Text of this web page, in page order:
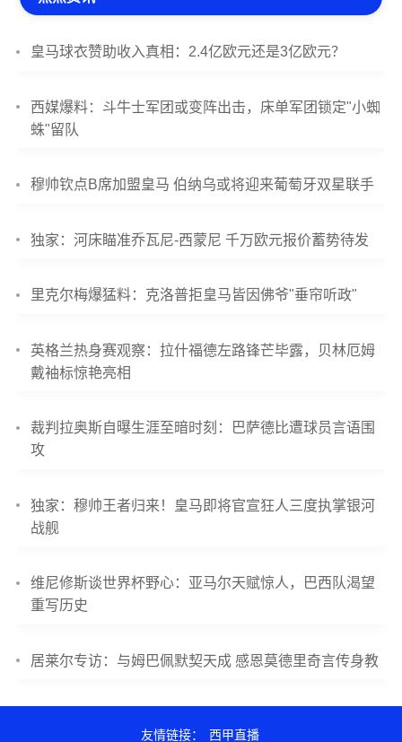
皇马球衣赞助收入真相：2.4亿欧元还是3亿欧元？
西媒爆料：斗牛士军团或变阵出击，床单军团锁定"小蜘
蛛"留队
穆帅钦点B席加盟皇马 伯纳乌或将迎来葡萄牙双星联手
独家：河床瞄准乔瓦尼-西蒙尼 千万欧元报价蓄势待发
里克尔梅爆猛料：克洛普拒皇马皆因佛爷"垂帘听政"
英格兰热身赛观察：拉什福德左路锋芒毕露，贝林厄姆
戴袖标惊艳亮相
裁判拉奥斯自曝生涯至暗时刻：巴萨德比遭球员言语围
攻
独家：穆帅王者归来！皇马即将官宣狂人三度执掌银河
战舰
维尼修斯谈世界杯野心：亚马尔天赋惊人，巴西队渴望
重写历史
居莱尔专访：与姆巴佩默契天成 感恩莫德里奇言传身教
友情链接： 西甲直播